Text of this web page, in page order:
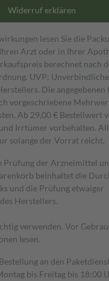
Widerruf erklären
lesen Sie die
Arzt oder in Ihrer
berechnet nach
UVP: Unverbindliche
Die angegebenen
vorgeschriebene
Ab 29,00 € Bestell­wert
Irrtümer vorbehalten.
solange der Vorrat reicht.
Prüfung der Arzneimittel
beinhaltet die
und die Prüfung etwaiger
Herstellers.
verwenden. Vor
lesen.
an den
bis Freitag bis 18:00